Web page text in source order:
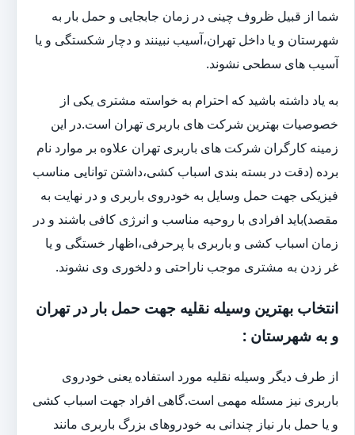
شما از قبیل ظروف چینی در زمان جابجایی و حمل بار به
شهرستان و یا داخل تهران،آسیب نبینند و دچار شکستگی و یا
آسیب های سطحی نشوند.
به یاد داشته باشید که احترام به خواسته مشتری یکی از
خصوصیات بهترین شرکت های باربری تهران است.در این
زمینه کارگران شرکت های باربری تهران علاوه بر موارد نام
برده (دقت در بسته بندی اسباب کشی،داشتن توانایی مناسب
فیزیکی جهت حمل وسایل به خودروی باربری و در نهایت به
مقصد)باید افرادی با روحیه مناسب و انرژی کافی باشند و در
زمان اسباب کشی و باربری با پرحرفی،اظهار خستگی و یا
غر زدن به مشتری موجب ناراحتی و دلخوری وی نشوند.
انتخاب بهترین وسیله نقلیه جهت حمل بار در تهران
و به شهرستان :
از طرف دیگر وسیله نقلیه مورد استفاده یعنی خودروی
باربری نیز مسئله مهمی است.گاهی افراد جهت اسباب کشی
و یا حمل بار نیاز چندانی به خودروهای بزرگ باربری مانند